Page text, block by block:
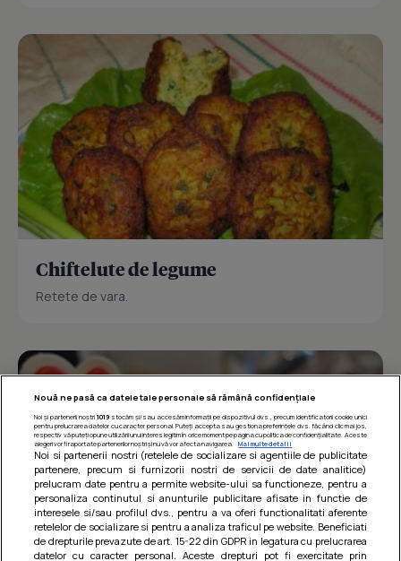
Chiftelute de legume
Retete de vara.
Nouă ne pasă ca datele tale personale să rămână confidențiale
Noi și partenerii noștri 1019stocăm și/sau accesăm informații pe dispozitivul dvs., precum identificatorii cookie unici
pentru prelucrarea datelor cu caracter personal. Puteți accepta sau gestiona preferințele dvs. făcând clic mai jos,
respectiv vă puteți opune utilizării unui interes legitim în orice moment pe pagina cu politica de confidențialitate. Aceste
alegeri vor fi raportate partenerilor noștri și nu vă vor afecta navigarea.
Mai multe detalii
Noi si partenerii nostri (retelele de socializare si agentiile de publicitate
partenere, precum si furnizorii nostri de servicii de date analitice)
prelucram date pentru a permite website-ului sa functioneze, pentru a
personaliza continutul si anunturile publicitare afisate in functie de
interesele si/sau profilul dvs., pentru a va oferi functionalitati aferente
retelelor de socializare si pentru a analiza traficul pe website. Beneficiati
de drepturile prevazute de art. 15-22 din GDPR in legatura cu prelucrarea
datelor cu caracter personal. Aceste drepturi pot fi exercitate prin